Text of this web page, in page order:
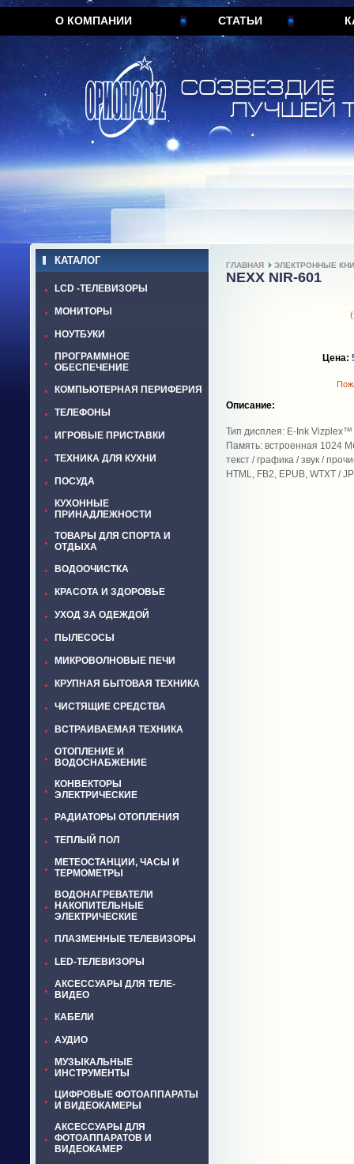
О КОМПАНИИ СТАТЬИ
КАТАЛОГ
LCD -ТЕЛЕВИЗОРЫ
МОНИТОРЫ
НОУТБУКИ
ПРОГРАММНОЕ
ОБЕСПЕЧЕНИЕ
КОМПЬЮТЕРНАЯ ПЕРИФЕРИЯ
ТЕЛЕФОНЫ
ИГРОВЫЕ ПРИСТАВКИ
ТЕХНИКА ДЛЯ КУХНИ
ПОСУДА
КУХОННЫЕ
ПРИНАДЛЕЖНОСТИ
ТОВАРЫ ДЛЯ СПОРТА И
ОТДЫХА
ВОДООЧИСТКА
КРАСОТА И ЗДОРОВЬЕ
УХОД ЗА ОДЕЖДОЙ
ПЫЛЕСОСЫ
МИКРОВОЛНОВЫЕ ПЕЧИ
КРУПНАЯ БЫТОВАЯ ТЕХНИКА
ЧИСТЯЩИЕ СРЕДСТВА
ВСТРАИВАЕМАЯ ТЕХНИКА
ОТОПЛЕНИЕ И
ВОДОСНАБЖЕНИЕ
КОНВЕКТОРЫ
ЭЛЕКТРИЧЕСКИЕ
РАДИАТОРЫ ОТОПЛЕНИЯ
ТЕПЛЫЙ ПОЛ
МЕТЕОСТАНЦИИ, ЧАСЫ И
ТЕРМОМЕТРЫ
ВОДОНАГРЕВАТЕЛИ
НАКОПИТЕЛЬНЫЕ
ЭЛЕКТРИЧЕСКИЕ
ПЛАЗМЕННЫЕ ТЕЛЕВИЗОРЫ
LED-ТЕЛЕВИЗОРЫ
АКСЕССУАРЫ ДЛЯ ТЕЛЕ-
ВИДЕО
КАБЕЛИ
АУДИО
МУЗЫКАЛЬНЫЕ
ИНСТРУМЕНТЫ
ЦИФРОВЫЕ ФОТОАППАРАТЫ
И ВИДЕОКАМЕРЫ
АКСЕССУАРЫ ДЛЯ
ФОТОАППАРАТОВ И
ВИДЕОКАМЕР
ГЛАВНАЯ ЭЛЕКТРОННЫЕ
NEXX NIR-601
Цена:
Описание:
Тип дисплея: E-Ink
Память: встроенная 1024
текст / графика / звук /
HTML, FB2, EPUB, WTXT /